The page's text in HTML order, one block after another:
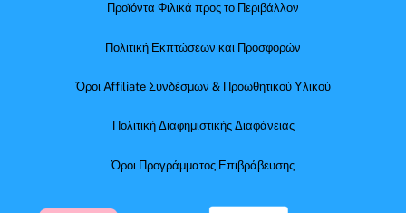
Προϊόντα Φιλικά προς το Περιβάλλον
Πολιτική Εκπτώσεων και Προσφορών
Όροι Affiliate Συνδέσμων & Προωθητικού Υλικού
Πολιτική Διαφημιστικής Διαφάνειας
Όροι Προγράμματος Επιβράβευσης